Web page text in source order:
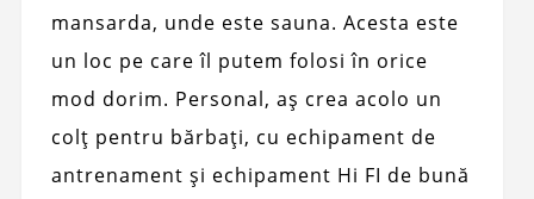
mansarda, unde este sauna. Acesta este
un loc pe care îl putem folosi în orice
mod dorim. Personal, aș crea acolo un
colț pentru bărbați, cu echipament de
antrenament și echipament Hi FI de bună